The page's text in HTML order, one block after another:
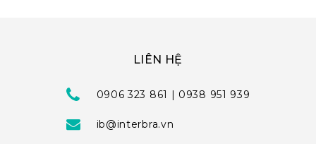
LIÊN HỆ
0906 323 861 | 0938 951 939
ib@interbra.vn